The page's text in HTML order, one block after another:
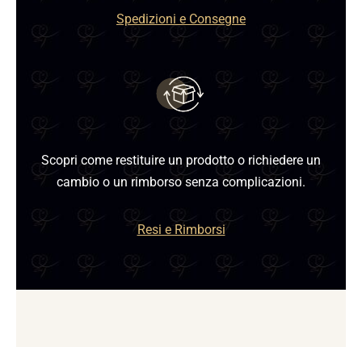
Spedizioni e Consegne
Scopri come restituire un prodotto o richiedere un
cambio o un rimborso senza complicazioni.
Resi e Rimborsi